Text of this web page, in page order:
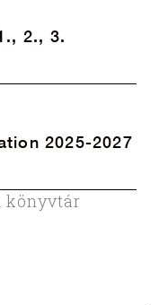
2., 3.
2025-2027
könyvtár